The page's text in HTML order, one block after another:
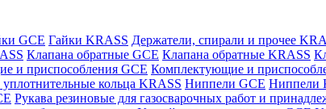
GCE Гайки KRASS Держатели, спирали и прочее
Клапана обратные GCE Клапана обратные KRASS
и приспособления GCE Комплектующие и
кольца KRASS Ниппели GCE Ниппели
Рукава резиновые для газосварочных работ и